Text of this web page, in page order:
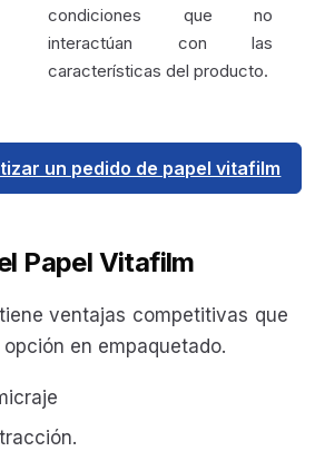
condiciones que no
interactúan con las
características del producto.
un pedido de papel vitafilm
Papel Vitafilm
tiene ventajas competitivas que
en empaquetado.